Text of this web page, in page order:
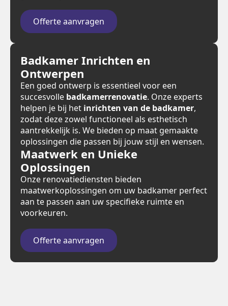
Offerte aanvragen
Badkamer Inrichten en
Ontwerpen
Een goed ontwerp is essentieel voor een
succesvolle badkamerrenovatie. Onze experts
helpen je bij het inrichten van de badkamer,
zodat deze zowel functioneel als esthetisch
aantrekkelijk is. We bieden op maat gemaakte
oplossingen die passen bij jouw stijl en wensen.
Maatwerk en Unieke
Oplossingen
Onze renovatiediensten bieden
maatwerkoplossingen om uw badkamer perfect
aan te passen aan uw specifieke ruimte en
voorkeuren.
Offerte aanvragen